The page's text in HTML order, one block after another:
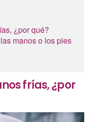
¿por qué?
manos o los pies
frías, ¿por